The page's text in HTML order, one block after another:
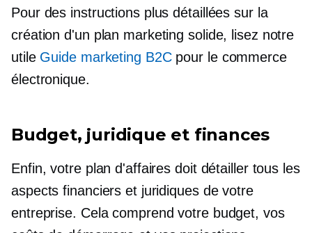
Pour des instructions plus détaillées sur la
création d'un plan marketing solide, lisez notre
utile Guide marketing B2Cpour le commerce
électronique.
Budget, juridique et finances
Enfin, votre plan d'affaires doit détailler tous les
aspects financiers et juridiques de votre
entreprise. Cela comprend votre budget, vos